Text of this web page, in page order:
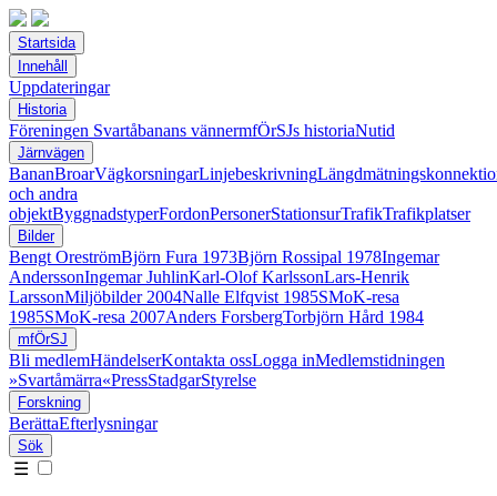
Startsida
Innehåll
Uppdateringar
Historia
Föreningen Svartåbanans vännermfÖrSJs historiaNutid
Järnvägen
BananBroarVägkorsningarLinjebeskrivning
och andra
objektByggnadstyperFordonPersonerStationsurTrafikTrafikplatser
Bilder
Bengt OreströmBjörn Fura 1973Björn Rossipal 1978Ingemar
AnderssonIngemar JuhlinKarl-Olof KarlssonLars-Henrik
LarssonMiljöbilder 2004Nalle Elfqvist 1985SMoK-resa
1985SMoK-resa 2007Anders ForsbergTorbjörn Hård 1984
mfÖrSJ
Bli medlemHändelserKontakta ossLogga inMedlemstidningen
»Svartåmärra«PressStadgarStyrelse
Forskning
BerättaEfterlysningar
Sök
☰